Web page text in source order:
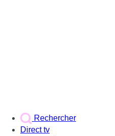
Rechercher
Direct tv